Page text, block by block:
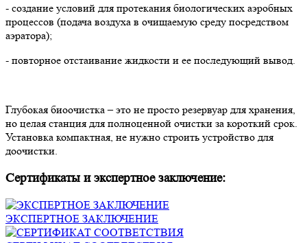
- создание условий для протекания биологических аэробных
процессов (подача воздуха в очищаемую среду посредством
аэратора);
- повторное отстаивание жидкости и ее последующий вывод.
Глубокая биоочистка – это не просто резервуар для хранения,
но целая станция для полноценной очистки за короткий срок.
Установка компактная, не нужно строить устройство для
доочистки.
Сертификаты и экспертное заключение:
ЭКСПЕРТНОЕ ЗАКЛЮЧЕНИЕ